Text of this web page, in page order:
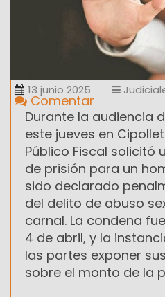
13 junio 2025
Comentar
Durante la audiencia
este jueves en
Público Fiscal solicitó
de prisión para un
sido declarado
del delito de abuso
carnal. La condena
4 de abril, y la
las partes exponer
sobre el monto de la